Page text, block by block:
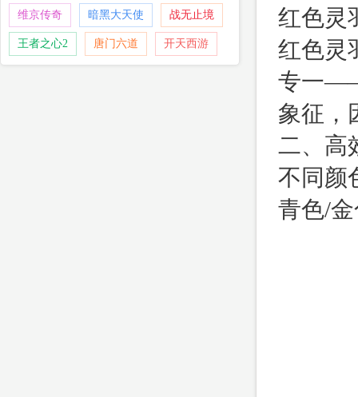
维京传奇 暗黑大天使 战无止境
王者之心2 唐门六道 开天西游
红色
红色灵
专一
象征，
二、高
不同颜
青色/